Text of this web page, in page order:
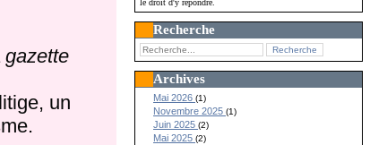
gazette
un
le droit d'y répondre.
Recherche
Archives
Mai 2026(1)
Novembre 2025(1)
Juin 2025(2)
Mai 2025(2)